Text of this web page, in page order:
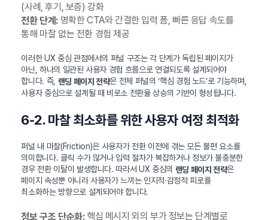
(사례, 후기, 보증) 강화
전환 단계:명확한 CTA와 간결한 입력 폼, 빠른 응답 속도를
통해 마찰 없는 전환 경험 제공
이러한 UX 중심 관점에서의 퍼널 구조는 각 단계가 독립된 페이지가
아닌, 하나의 일관된 사용자 경험 흐름으로 연결되도록 설계되어야
합니다. 즉, 랜딩 페이지 전략은 전체 퍼널의 ‘핵심 경험 노드’로 기능하며,
사용자 중심으로 설계될 때 비로소 전환율 상승의 기반이 형성됩니다.
6-2. 마찰 최소화를 위한 사용자 여정 최적화
퍼널 내 마찰(Friction)은 사용자가 전환 이전에 겪는 모든 불편 요소를
의미합니다. 클릭 수가 많거나 입력 절차가 복잡하거나 정보가 불충분한
경우 전환 이탈이 발생합니다. 따라서 UX 중심의 랜딩 페이지 전략은
페이지 속성뿐 아니라 사용자가 느끼는 인지적·감정적 피로를
최소화하는 방향으로 설계되어야 합니다.
정보 구조 단순화:핵심 메시지 외의 부가 정보는 단계별로